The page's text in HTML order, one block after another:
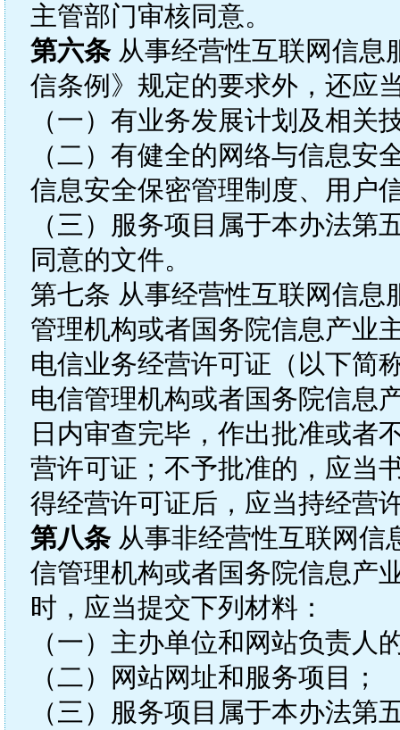
主管部门审核同意。
第六条从事经营性互联网信息
信条例》规定的要求外，还应
（一）有业务发展计划及相关
（二）有健全的网络与信息
信息安全保密管理制度、用户
（三）服务项目属于本办法
同意的文件。
第七条 从事经营性互联网信
管理机构或者国务院信息产业
电信业务经营许可证（以下简
电信管理机构或者国务院信息
日内审查完毕，作出批准或者
营许可证；不予批准的，应当
得经营许可证后，应当持经营
第八条从事非经营性互联网信
信管理机构或者国务院信息产
时，应当提交下列材料：
（一）主办单位和网站负责人
（二）网站网址和服务项目；
（三）服务项目属于本办法